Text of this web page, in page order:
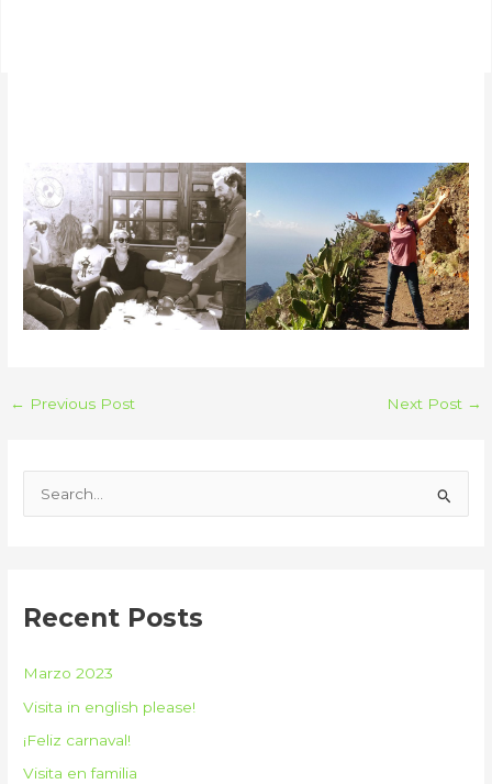
← Previous Post Next Post →
e
h
:
Recent Posts
Marzo 2023
Visita in english please!
¡Feliz carnaval!
Visita en familia